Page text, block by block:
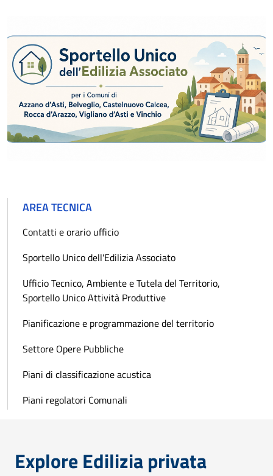
AREA TECNICA
Contatti e orario ufficio
Sportello Unico dell'Edilizia Associato
Ufficio Tecnico, Ambiente e Tutela del Territorio,
Sportello Unico Attività Produttive
Pianificazione e programmazione del territorio
Settore Opere Pubbliche
Piani di classificazione acustica
Piani regolatori Comunali
Explore Edilizia privata